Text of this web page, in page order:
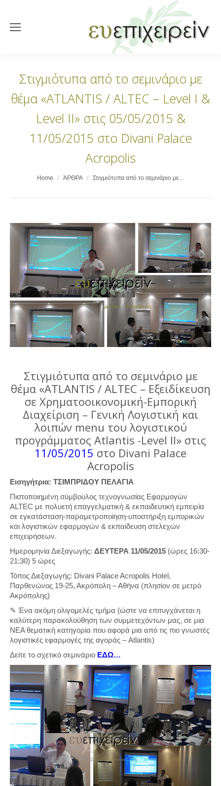
Στιγμιότυπα από το σεμινάριο με
θέμα «ATLANTIS / ΑLTEC – Level I &
Level II» στις 05/05/2015 &
11/05/2015 στο Divani Palace
Acropolis
You are here:
Home ΆΡΘΡΑ Στιγμιότυπα από το σεμινάριο με…
Στιγμιότυπα από το σεμινάριο με
θέμα «ATLANTIS / ΑLTEC – Εξειδίκευση
σε Χρηματοοικονομική-Εμπορική
Διαχείριση – Γενική Λογιστική και
λοιπών menu του λογιστικού
προγράμματος Atlantis -Level ΙI» στις
11/05/2015 στο Divani Palace
Acropolis
Εισηγήτρια: ΤΣΙΜΠΡΙΔΟΥ ΠΕΛΑΓΙΑ
Πιστοποιημένη σύμβουλος τεχνογνωσίας Εφαρμογών
ALTEC με πολυετή επαγγελματική & εκπαιδευτική εμπειρία
σε εγκατάσταση-παραμετροποίηση-υποστήριξη εμπορικών
και λογιστικών εφαρμογών & εκπαίδευση στελεχών
επιχειρήσεων.
Ημερομηνία Διεξαγωγής: ΔΕΥΤΕΡΑ 11/05/2015 (ώρες 16:30-
21:30) 5 ώρες
Τόπος Διεξαγωγής: Divani Palace Acropolis Hotel,
Παρθενώνος 19-25, Ακρόπολη – Αθήνα (πλησίον σε μετρό
Ακρόπολης)
✎ Ένα ακόμη ολιγομελές τμήμα (ώστε να επιτυγχάνεται η
καλύτερη παρακολούθηση των συμμετεχόντων μας, σε μια
ΝΕΑ θεματική κατηγορία που αφορά μια από τις πιο γνωστές
λογιστικές εφαρμογές της αγοράς – Atlantis)
Δείτε το σχετικό σεμινάριο ΕΔΩ…